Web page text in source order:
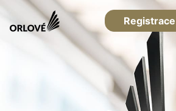
Registrace